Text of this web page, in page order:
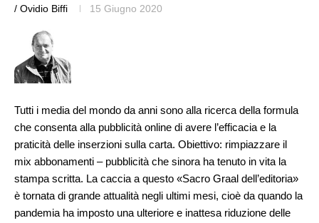
/ Ovidio Biffi 15 Giugno 2020
Tutti i media del mondo da anni sono alla ricerca della formula
che consenta alla pubblicità online di avere l’efficacia e la
praticità delle inserzioni sulla carta. Obiettivo: rimpiazzare il
mix abbonamenti – pubblicità che sinora ha tenuto in vita la
stampa scritta. La caccia a questo «Sacro Graal dell’editoria»
è tornata di grande attualità negli ultimi mesi, cioè da quando la
pandemia ha imposto una ulteriore e inattesa riduzione delle